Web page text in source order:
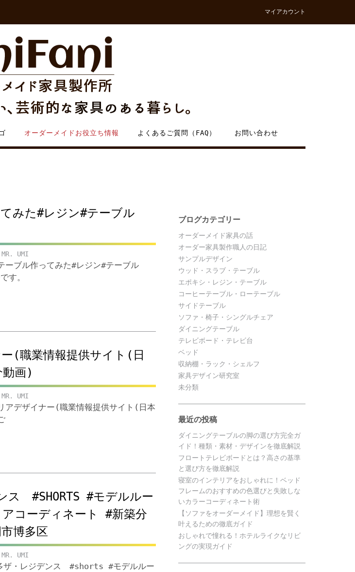
マイアカウント
オーダーメイドお役立ち情報 よくあるご質問（FAQ） お問い合わせ
みた#レジン#テーブル
UMI
ブル作ってみた#レジン#テーブル
す。
(職業情報提供サイト(日
動画)
UMI
アデザイナー(職業情報提供サイト(日本
ス #SHORTS #モデルルー
コーディネート #新築分
博多区
UMI
ザ・レジデンス #shorts #モデルルー
ブログカテゴリー
オーダーメイド家具の話
オーダー家具製作職人の日記
サンプルデザイン
ウッド・スラブ・テーブル
エポキシ・レジン・テーブル
コーヒーテーブル・ローテーブル
サイドテーブル
ソファ・椅子・シングルチェア
ダイニングテーブル
テレビボード・テレビ台
ベッド
収納棚・ラック・シェルフ
家具デザイン研究室
未分類
最近の投稿
ダイニングテーブルの脚の選び方完全ガ
イド！種類・素材・デザインを徹底解説
フロートテレビボードとは？高さの基準
と選び方を徹底解説
寝室のインテリアをおしゃれに！ベッド
フレームのおすすめの色選びと失敗しな
いカラーコーディネート術
【ソファをオーダーメイド】理想を賢く
叶えるための徹底ガイド
おしゃれで憧れる！ホテルライクなリビ
ングの実現ガイド